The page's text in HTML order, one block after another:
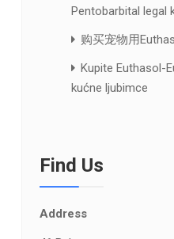
Pentobarbital legal
购买宠物用
Kupite Euthasol-
kućne ljubimce
Find Us
Address